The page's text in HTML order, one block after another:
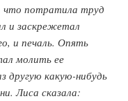
что потратила труд
и заскрежетал
и печаль. Опять
молить ее
другую какую-нибудь
Лиса сказала: